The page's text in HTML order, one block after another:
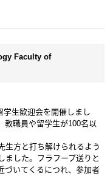
Faculty of
学生歓迎会を開催しまし
教職員や留学生が100名以
生方と打ち解けられるよう
ました。フラフープ送りと
づいてくるにつれ、参加者